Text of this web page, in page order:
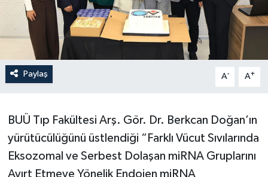
Paylaş A- A+
BUÜ Tıp Fakültesi Arş. Gör. Dr. Berkcan Doğan’ın
yürütücülüğünü üstlendiği “Farklı Vücut Sıvılarında
Eksozomal ve Serbest Dolaşan miRNA Gruplarını
Ayırt Etmeye Yönelik Endojen miRNA